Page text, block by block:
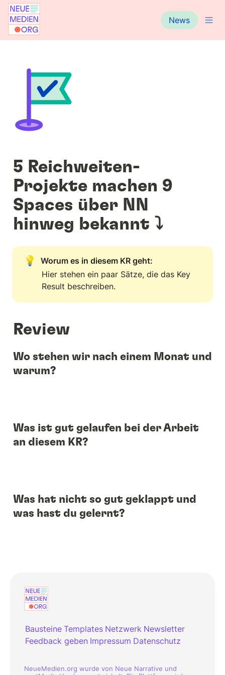
News
5 Reichweiten-
Projekte machen 9
Spaces über NN
hinweg bekannt ⤵️
💡
Worum es in diesem KR geht:
Hier stehen ein paar Sätze, die das Key
Result beschreiben.
Review
Wo stehen wir nach einem Monat und
warum?
Was ist gut gelaufen bei der Arbeit
an diesem KR?
Was hat nicht so gut geklappt und
was hast du gelernt?
Bausteine Templates Netzwerk Newsletter
Feedback geben Impressum Datenschutz
NeueMedien.org wurde von Neue Narrative und